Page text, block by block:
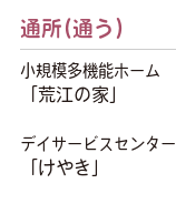
通所(通う)
小規模多機能ホーム
「荒江の家」
デイサービスセンター
「けやき」